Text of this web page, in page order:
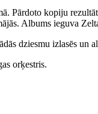
Pārdoto kopiju
Albums ieguva
dziesmu izlasēs un
orķestris.